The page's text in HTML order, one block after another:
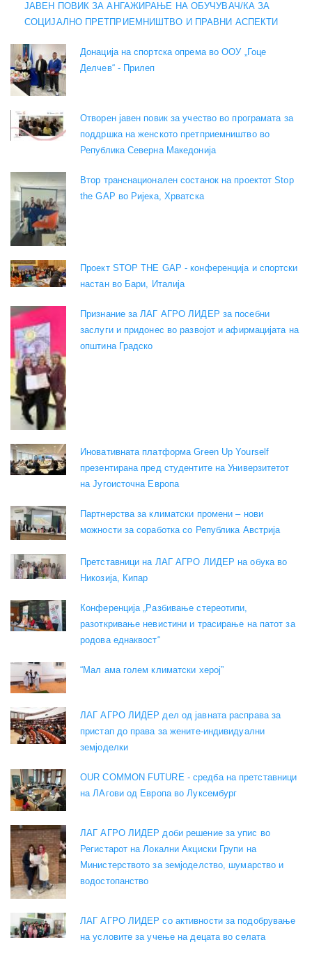
ЈАВЕН ПОВИК ЗА АНГАЖИРАЊЕ НА ОБУЧУВАЧ/КА ЗА
СОЦИЈАЛНО ПРЕТПРИЕМНИШТВО И ПРАВНИ АСПЕКТИ
Донација на спортска опрема во ООУ „Гоце
Делчев“ - Прилеп
Отворен јавен повик за учество во програмата за
поддршка на женското претприемништво во
Република Северна Македонија
Втор транснационален состанок на проектот Stop
the GAP во Ријека, Хрватска
Проект STOP THE GAP - конференција и спортски
настан во Бари, Италија
Признание за ЛАГ АГРО ЛИДЕР за посебни
заслуги и придонес во развојот и афирмацијата на
општина Градско
Иновативната платформа Green Up Yourself
презентирана пред студентите на Универзитетот
на Југоисточна Европа
Партнерства за климатски промени – нови
можности за соработка со Република Австрија
Претставници на ЛАГ АГРО ЛИДЕР на обука во
Никозија, Кипар
Конференција „Разбивање стереотипи,
разоткривање невистини и трасирање на патот за
родова еднаквост“
“Мал ама голем климатски херој”
ЛАГ АГРО ЛИДЕР дел од јавната расправа за
пристап до права за жените-индивидуални
земјоделки
OUR COMMON FUTURE - средба на претставници
на ЛАгови од Европа во Луксембург
ЛАГ АГРО ЛИДЕР доби решение за упис во
Регистарот на Локални Акциски Групи на
Министерството за земјоделство, шумарство и
водостопанство
ЛАГ АГРО ЛИДЕР со активности за подобрување
на условите за учење на децата во селата